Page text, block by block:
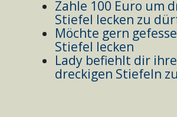
Zahle 100 Euro um
Stiefel lecken zu
Möchte gern
Stiefel lecken
Lady befiehlt dir
dreckigen Stiefeln